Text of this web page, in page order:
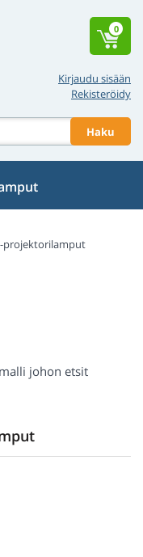
Kirjaudu sisään
Rekisteröidy
Haku
0
projektorilamput
johon etsit